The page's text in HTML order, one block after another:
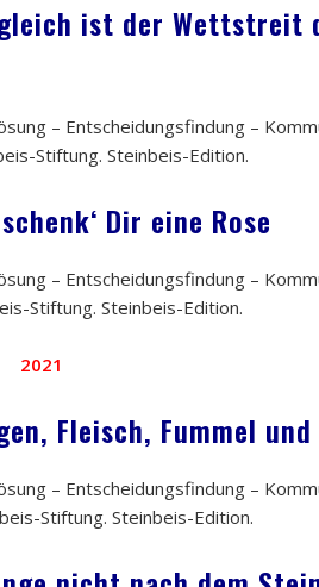
ist der Wettstreit
– Entscheidungsfindung –
Stiftung. Steinbeis-Edition.
Dir eine Rose
– Entscheidungsfindung –
Stiftung. Steinbeis-Edition.
2021
Fleisch, Fummel und
– Entscheidungsfindung –
Stiftung. Steinbeis-Edition.